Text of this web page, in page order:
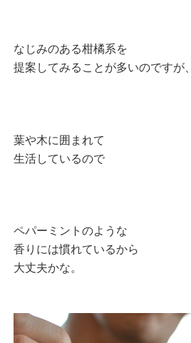
なじみのある柑橘系を
提案してみることが多いのですが、
葉や木に囲まれて
生活しているので
ペパーミントのような
香りには慣れているから
大丈夫かな。